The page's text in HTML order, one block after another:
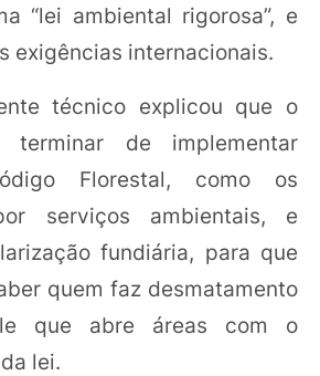
“lei ambiental rigorosa”, e
exigências internacionais.
técnico explicou que o
terminar de implementar
Florestal, como os
serviços ambientais, e
fundiária, para que
quem faz desmatamento
que abre áreas com o
lei.